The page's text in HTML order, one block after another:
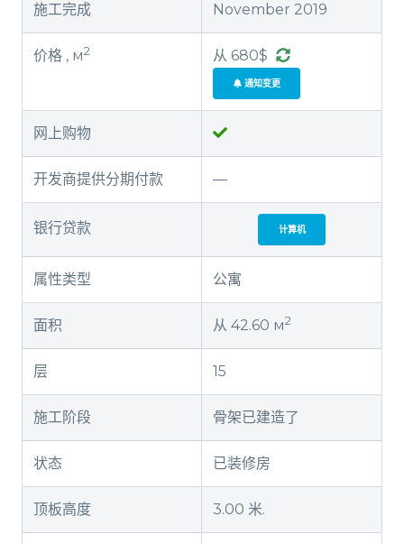
施工完成 November 2019
价格 , м2 从 680$
通知变更
网上购物
开发商提供分期付款 —
银行贷款 计算机
属性类型 公寓
面积 从 42.60 м2
层 15
施工阶段 骨架已建造了
状态 已装修房
顶板高度 3.00 米.